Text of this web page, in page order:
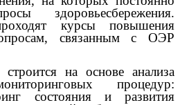
здоровьесбережения.
курсы повышения
связанным с ОЭР
на основе анализа
процедур:
состояния и развития